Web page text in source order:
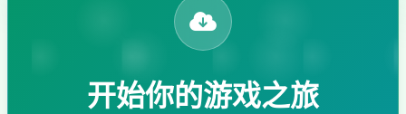
开始你的游戏之旅